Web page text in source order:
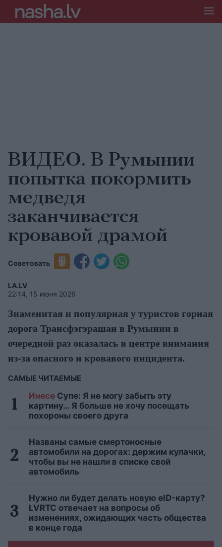
ВИДЕО. В Румынии
попытка покормить
медведя
заканчивается
кровавой драмой
Советовать
LA.LV
22:14, 15 июня 2026
Знаменитая и популярная у туристов горная
дорога Трансфэгэрашан в Румынии в
очередной раз оказалась в центре внимания
из-за опасного и кровавого инцидента.
САМЫЕ ЧИТАЕМЫЕ
Инесе Супе: Я не могу забыть эту
картину… Я больше не хочу посещать
похороны своего друга
Названы самые смертоносные
автомобили на дорогах: держим кулачки,
чтобы вы не нашли в списке свой
автомобиль
Нужно ли будет делать новую eID-карту?
LVRTC отвечает на вопросы об
изменениях, ожидающих часть общества
в конце года